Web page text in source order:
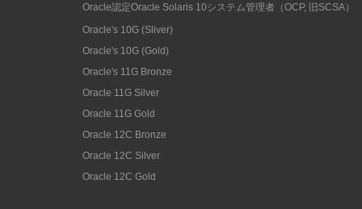
Oracle認定Oracle Solaris 10システム管理者（OCP, 旧SCSA）
Oracle's 10G (Sliver)
Oracle's 10G (Gold)
Oracle's 11G Bronze
Oracle 11G Silver
Oracle 11G Gold
Oracle 12C Bronze
Oracle 12C Silver
Oracle 12C Gold